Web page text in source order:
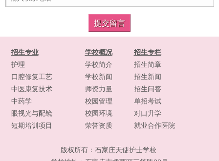
招生专业
护理
口腔修复工艺
中医康复技术
中药学
眼视光与配镜
短期培训项目
学校概况
学校简介
学校新闻
师资力量
校园管理
校园环境
荣誉资质
招生专栏
招生简章
招生新闻
招生问答
单招考试
对口升学
就业合作医院
版权所有： 石家庄天使护士学校